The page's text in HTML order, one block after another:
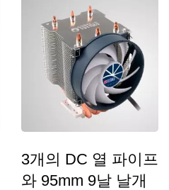
3개의 DC 열 파이프
와 95mm 9날 날개